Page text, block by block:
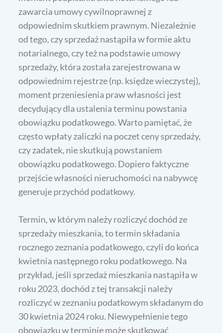
zawarcia umowy cywilnoprawnej z
odpowiednim skutkiem prawnym. Niezależnie
od tego, czy sprzedaż nastąpiła w formie aktu
notarialnego, czy też na podstawie umowy
sprzedaży, która została zarejestrowana w
odpowiednim rejestrze (np. księdze wieczystej),
moment przeniesienia praw własności jest
decydujący dla ustalenia terminu powstania
obowiązku podatkowego. Warto pamiętać, że
często wpłaty zaliczki na poczet ceny sprzedaży,
czy zadatek, nie skutkują powstaniem
obowiązku podatkowego. Dopiero faktyczne
przejście własności nieruchomości na nabywcę
generuje przychód podatkowy.
Termin, w którym należy rozliczyć dochód ze
sprzedaży mieszkania, to termin składania
rocznego zeznania podatkowego, czyli do końca
kwietnia następnego roku podatkowego. Na
przykład, jeśli sprzedaż mieszkania nastąpiła w
roku 2023, dochód z tej transakcji należy
rozliczyć w zeznaniu podatkowym składanym do
30 kwietnia 2024 roku. Niewypełnienie tego
obowiązku w terminie może skutkować